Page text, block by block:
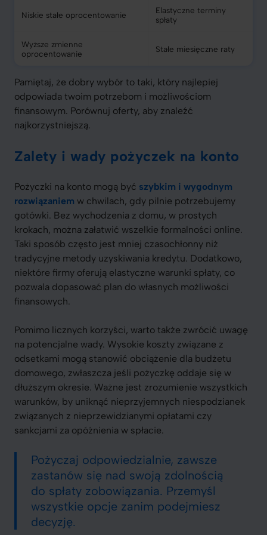
Niskie stałe oprocentowanie
Elastyczne terminy
spłaty
Wyższe zmienne
oprocentowanie
Stałe miesięczne raty
Pamiętaj, że dobry wybór to taki, który najlepiej
odpowiada twoim potrzebom i możliwościom
finansowym. Porównuj oferty, aby znaleźć
najkorzystniejszą.
Zalety i wady pożyczek na konto
Pożyczki na konto mogą być szybkim i wygodnym
rozwiązaniem w chwilach, gdy pilnie potrzebujemy
gotówki. Bez wychodzenia z domu, w prostych
krokach, można załatwić wszelkie formalności online.
Taki sposób często jest mniej czasochłonny niż
tradycyjne metody uzyskiwania kredytu. Dodatkowo,
niektóre firmy oferują elastyczne warunki spłaty, co
pozwala dopasować plan do własnych możliwości
finansowych.
Pomimo licznych korzyści, warto także zwrócić uwagę
na potencjalne wady. Wysokie koszty związane z
odsetkami mogą stanowić obciążenie dla budżetu
domowego, zwłaszcza jeśli pożyczkę oddaje się w
dłuższym okresie. Ważne jest zrozumienie wszystkich
warunków, by uniknąć nieprzyjemnych niespodzianek
związanych z nieprzewidzianymi opłatami czy
sankcjami za opóźnienia w spłacie.
Pożyczaj odpowiedzialnie, zawsze
zastanów się nad swoją zdolnością
do spłaty zobowiązania. Przemyśl
wszystkie opcje zanim podejmiesz
decyzję.